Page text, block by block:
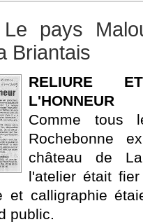
pays
Briantais
RELIURE
L'HONNEUR
Comme tous
Rochebonne
château de
l'atelier était
et calligraphie
public.